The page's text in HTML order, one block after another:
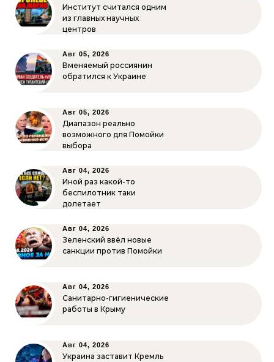
Институт считался одним
из главных научных
центров
Авг 05, 2026
Вменяемый россиянин
обратился к Украине
Авг 05, 2026
Диапазон реально
возможного для Помойки
выбора
Авг 04, 2026
Иной раз какой-то
беспилотник таки
долетает
Авг 04, 2026
Зеленский ввёл новые
санкции против Помойки
Авг 04, 2026
Санитарно-гигиенические
работы в Крыму
Авг 04, 2026
Украина заставит Кремль